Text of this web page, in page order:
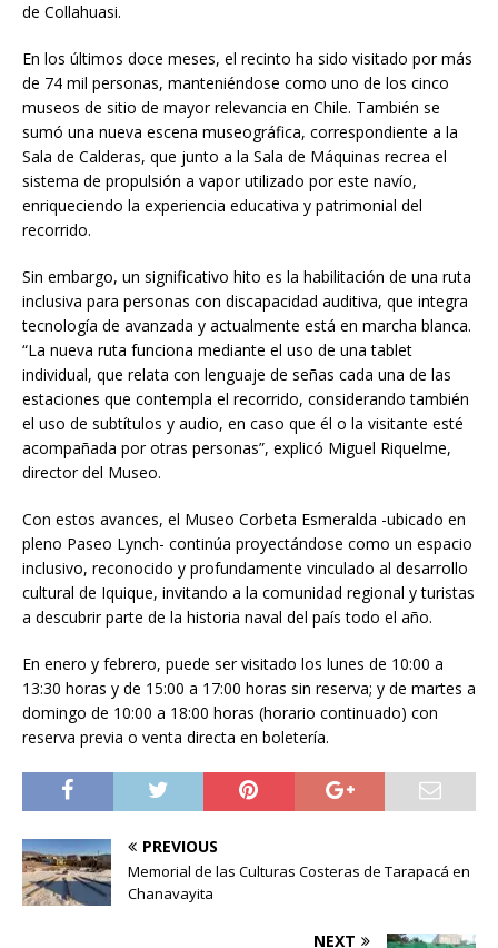
de Collahuasi.
En los últimos doce meses, el recinto ha sido visitado por más
de 74 mil personas, manteniéndose como uno de los cinco
museos de sitio de mayor relevancia en Chile. También se
sumó una nueva escena museográfica, correspondiente a la
Sala de Calderas, que junto a la Sala de Máquinas recrea el
sistema de propulsión a vapor utilizado por este navío,
enriqueciendo la experiencia educativa y patrimonial del
recorrido.
Sin embargo, un significativo hito es la habilitación de una ruta
inclusiva para personas con discapacidad auditiva, que integra
tecnología de avanzada y actualmente está en marcha blanca.
“La nueva ruta funciona mediante el uso de una tablet
individual, que relata con lenguaje de señas cada una de las
estaciones que contempla el recorrido, considerando también
el uso de subtítulos y audio, en caso que él o la visitante esté
acompañada por otras personas”, explicó Miguel Riquelme,
director del Museo.
Con estos avances, el Museo Corbeta Esmeralda -ubicado en
pleno Paseo Lynch- continúa proyectándose como un espacio
inclusivo, reconocido y profundamente vinculado al desarrollo
cultural de Iquique, invitando a la comunidad regional y turistas
a descubrir parte de la historia naval del país todo el año.
En enero y febrero, puede ser visitado los lunes de 10:00 a
13:30 horas y de 15:00 a 17:00 horas sin reserva; y de martes a
domingo de 10:00 a 18:00 horas (horario continuado) con
reserva previa o venta directa en boletería.
PREVIOUS
Memorial de las Culturas Costeras de Tarapacá en
Chanavayita
NEXT